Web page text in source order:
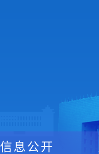
信息公开